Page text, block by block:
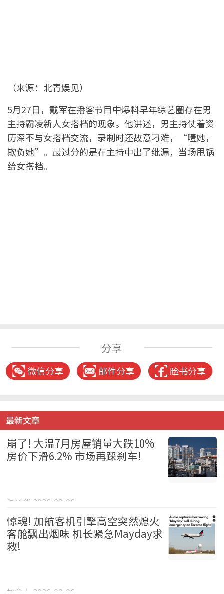
（来源：北青娱见）
5月27日，戴军在播客节目中爆料早年综艺圈存在男
主持霸凌新人女搭档的现象。他讲述，男主持仗着资
历深不与女搭档交流，录制时还故意刁难，“噎她，
欺负她”。最过分的是在主持中出了纰漏，当场甩锅
给女搭档。
分享
微信分享 邮件分享 脸书分享
最新文章
崩了! 大温7月房屋销量大跌10%
房价下滑6.2% 市场再踩刹车!
温哥华 2026-08-06
惊魂! 加航客机引擎高空突然熄火
客舱飘出烟味 机长紧急Mayday求
救!